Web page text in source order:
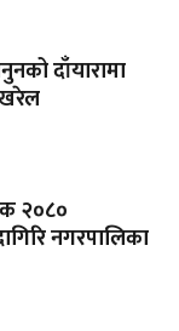
दाँयारामा
२०८०
नगरपालिका